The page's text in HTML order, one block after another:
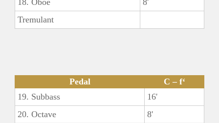
18. Oboe
8'
Tremulant
Pedal
C – f‘
19. Subbass
16'
20. Octave
8'